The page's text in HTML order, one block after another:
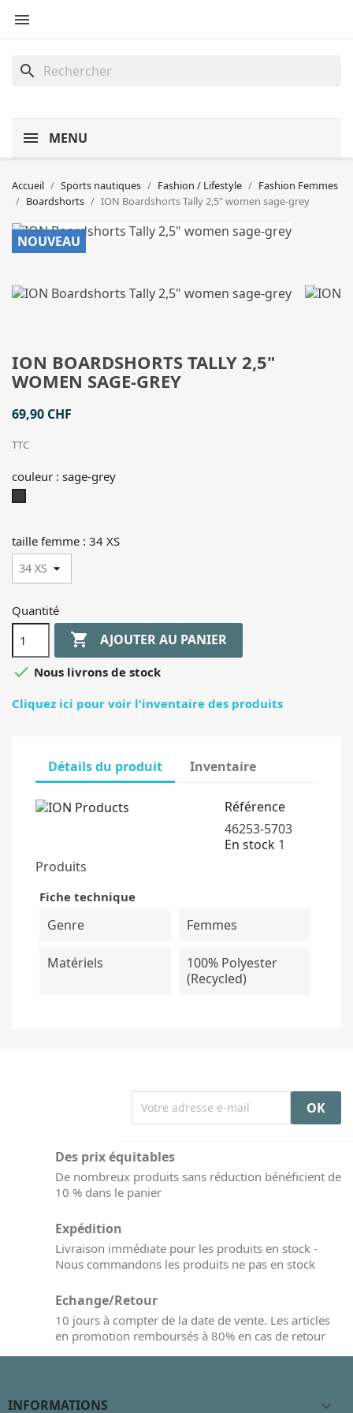

search
MENU
Accueil Sports nautiques Fashion / Lifestyle
Fashion Femmes
Boardshorts
ION Boardshorts Tally 2,5" women sage-grey
NOUVEAU
ION BOARDSHORTS TALLY 2,5"
WOMEN SAGE-GREY
69,90 CHF
TTC
couleur : sage-grey
taille femme : 34 XS
Quantité
 AJOUTER AU PANIER
 Nous livrons de stock
Cliquez ici pour voir l'inventaire des produits
Détails du produit Inventaire
Référence
46253-5703
En stock 1
Produits
Fiche technique
Genre Femmes
Matériels
100% Polyester
(recycled)
Des prix équitables
De nombreux produits sans réduction bénéficient de
10 % dans le panier
Expédition
Livraison immédiate pour les produits en stock -
Nous commandons les produits ne pas en stock
Echange/Retour
10 jours à compter de la date de vente. Les articles
en promotion remboursés à 80% en cas de retour
INFORMATIONS 